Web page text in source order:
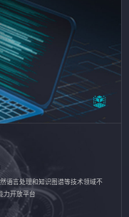
语言处理和知识图谱等技术领域不
力开放平台